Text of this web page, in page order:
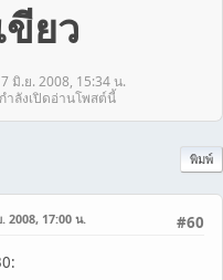
ยว
มิ.ย. 2008, 15:34 น.
ำลังเปิดอ่านโพสต์นี้
พิมพ์
#60
2008, 17:00 น.